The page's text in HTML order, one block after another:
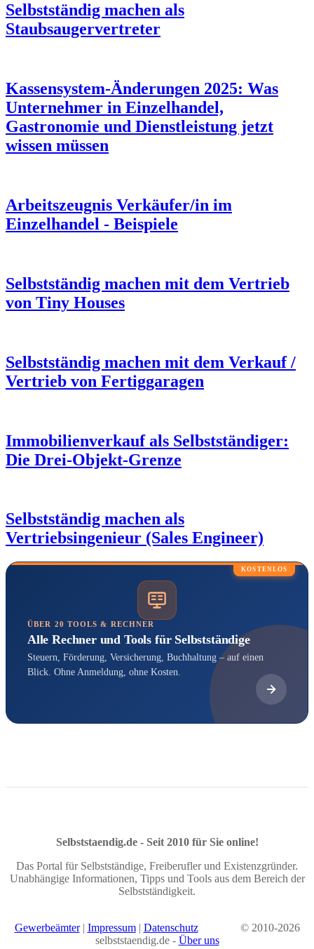
Selbstständig machen als
Staubsaugervertreter
Kassensystem-Änderungen 2025: Was
Unternehmer in Einzelhandel,
Gastronomie und Dienstleistung jetzt
wissen müssen
Arbeitszeugnis Verkäufer/in im
Einzelhandel - Beispiele
Selbstständig machen mit dem Vertrieb
von Tiny Houses
Selbstständig machen mit dem Verkauf /
Vertrieb von Fertiggaragen
Immobilienverkauf als Selbstständiger:
Die Drei-Objekt-Grenze
Selbstständig machen als
Vertriebsingenieur (Sales Engineer)
KOSTENLOS
ÜBER 20 TOOLS & RECHNER
Alle Rechner und Tools für Selbstständige
Steuern, Förderung, Versicherung, Buchhaltung – auf einen
Blick. Ohne Anmeldung, ohne Kosten.
Selbststaendig.de - Seit 2010 für Sie online!
Das Portal für Selbstständige, Freiberufler und Existenzgründer.
Unabhängige Informationen, Tipps und Tools aus dem Bereich der
Selbstständigkeit.
Gewerbeämter| Impressum| Datenschutz
© 2010-2026
selbststaendig.de - Über uns